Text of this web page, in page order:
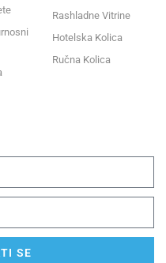
Rashladne Vitrine
Hotelska Kolica
Ručna Kolica
SE